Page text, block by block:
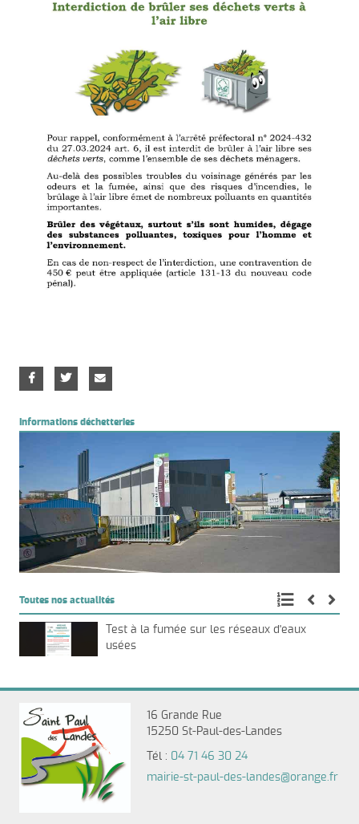
Informations déchetteries
Toutes nos actualités
Test à la fumée sur les réseaux d'eaux
usées
16 Grande Rue
15250 St-Paul-des-Landes
Tél : 04 71 46 30 24
mairie-st-paul-des-landes@orange.fr